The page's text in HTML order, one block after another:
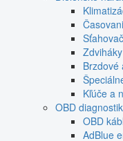
Brzdové
Kľúče a
OBD
OBD
AdBlue